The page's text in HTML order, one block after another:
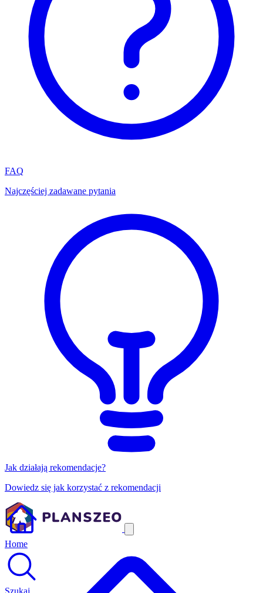
FAQ
Najczęściej zadawane pytania
Jak działają rekomendacje?
Dowiedz się jak korzystać z rekomendacji
Home
Szukaj